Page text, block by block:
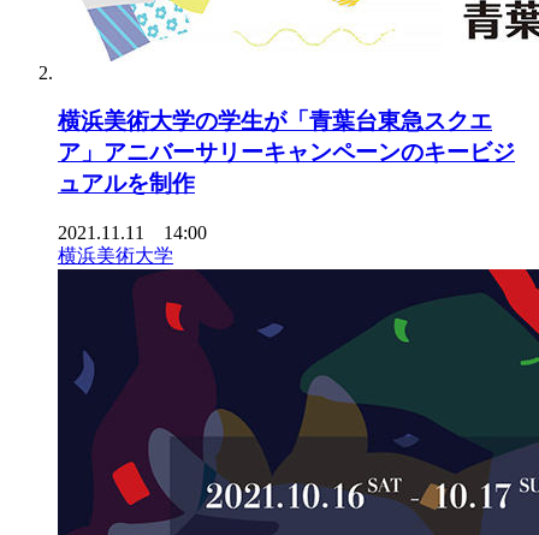
横浜美術大学の学生が「青葉台東急スクエ
ア」アニバーサリーキャンペーンのキービジ
ュアルを制作
2021.11.11 14:00
横浜美術大学